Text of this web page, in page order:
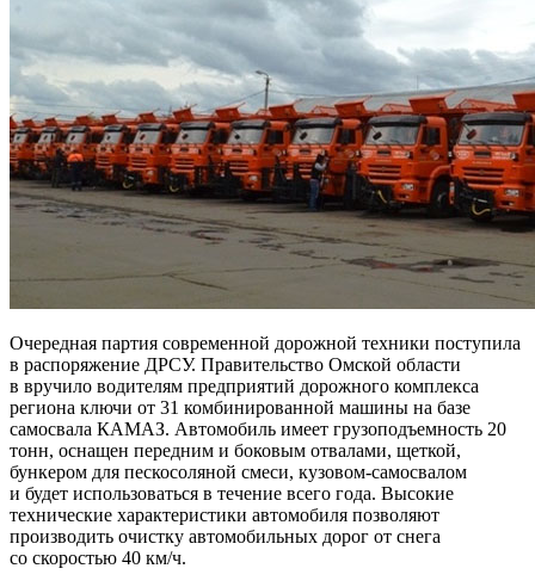
Очередная партия современной дорожной техники поступила
в распоряжение ДРСУ. Правительство Омской области
в вручило водителям предприятий дорожного комплекса
региона ключи от 31 комбинированной машины на базе
самосвала КАМАЗ. Автомобиль имеет грузоподъемность 20
тонн, оснащен передним и боковым отвалами, щеткой,
бункером для пескосоляной смеси, кузовом-самосвалом
и будет использоваться в течение всего года. Высокие
технические характеристики автомобиля позволяют
производить очистку автомобильных дорог от снега
со скоростью 40 км/ч.